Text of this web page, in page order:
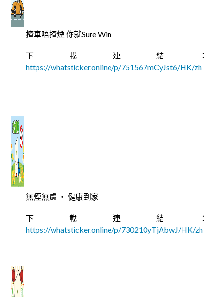
揸車唔揸煙 你就Sure Win
下載連結：
https://whatsticker.online/p/751567mCyJst6/HK/zh
無煙無慮 ‧ 健康到家
下載連結：
https://whatsticker.online/p/730210yTjAbwJ/HK/zh